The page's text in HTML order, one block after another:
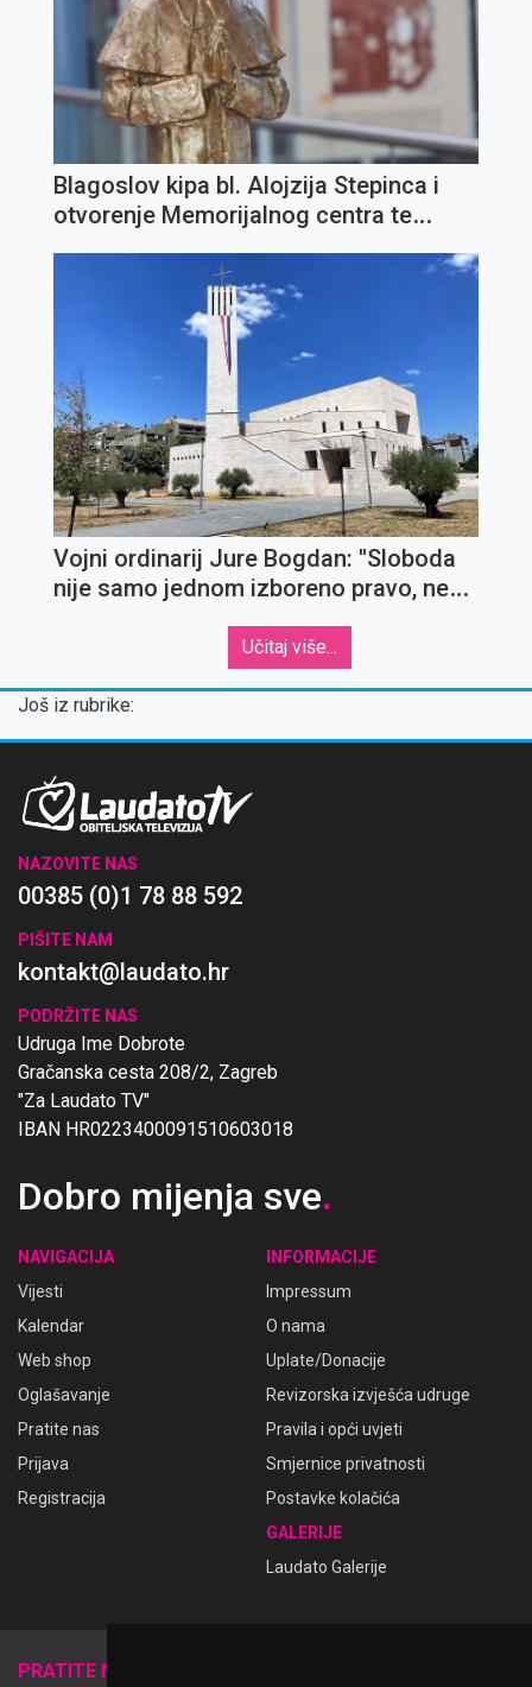
Blagoslov kipa bl. Alojzija Stepinca i
otvorenje Memorijalnog centra te
Vojni ordinarij Jure Bogdan: ''Sloboda
nije samo jednom izboreno pravo, nego
Učitaj više...
Još iz rubrike:
NAZOVITE NAS
00385 (0)1 78 88 592
PIŠITE NAM
kontakt@laudato.hr
PODRŽITE NAS
Udruga Ime Dobrote
Gračanska cesta 208/2, Zagreb
"Za Laudato TV"
IBAN HR0223400091510603018
Dobro mijenja sve.
NAVIGACIJA
Vijesti
Kalendar
Web shop
Oglašavanje
Pratite nas
Prijava
Registracija
INFORMACIJE
Impressum
O nama
Uplate/Donacije
Revizorska izvješća udruge
Pravila i opći uvjeti
Smjernice privatnosti
Postavke kolačića
GALERIJE
Laudato Galerije
PRATITE NAS